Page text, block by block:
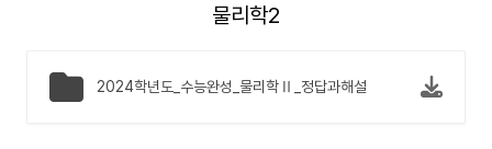
물리학2
2024학년도_수능완성_물리학Ⅱ_정답과해설